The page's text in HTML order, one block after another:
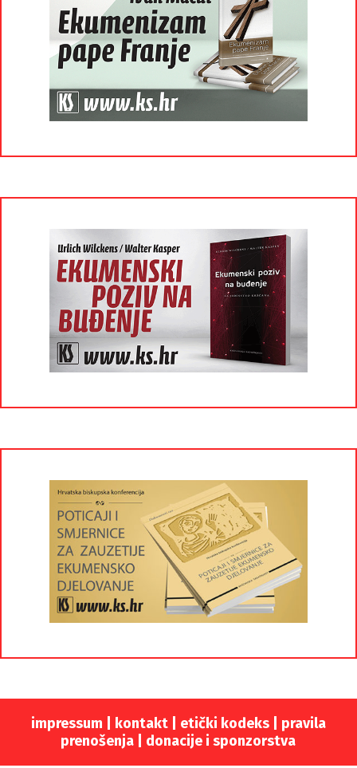
impressum kontakt etički kodeks | pravila
prenošenja | donacije i sponzorstva